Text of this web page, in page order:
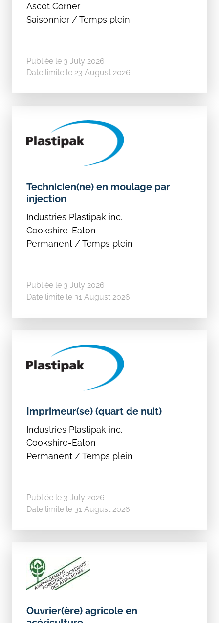
Ascot Corner
Saisonnier / Temps plein
Publiée le 3 July 2026
Date limite le 23 August 2026
Technicien(ne) en moulage par
injection
Industries Plastipak inc.
Cookshire-Eaton
Permanent / Temps plein
Publiée le 3 July 2026
Date limite le 31 August 2026
Imprimeur(se) (quart de nuit)
Industries Plastipak inc.
Cookshire-Eaton
Permanent / Temps plein
Publiée le 3 July 2026
Date limite le 31 August 2026
Ouvrier(ère) agricole en